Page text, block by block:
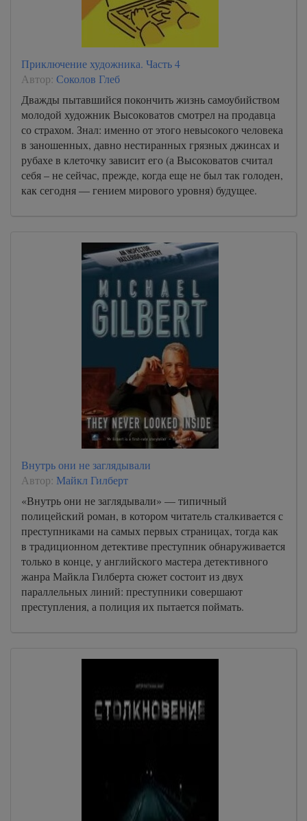
Приключение художника. Часть 4
Автор: Соколов Глеб
Дважды пытавшийся покончить жизнь самоубийством
молодой художник Высоковатов смотрел на продавца
со страхом. Знал: именно от этого невысокого человека
в заношенных, давно нестиранных грязных джинсах и
рубахе в клеточку зависит его (а Высоковатов считал
себя – не сейчас, прежде, когда еще не был так голоден,
как сегодня — гением мирового уровня) будущее.
Внутрь они не заглядывали
Автор: Майкл Гилберт
«Внутрь они не заглядывали» — типичный
полицейский роман, в котором читатель сталкивается с
преступниками на самых первых страницах, тогда как
в традиционном детективе преступник обнаруживается
только в конце, у английского мастера детективного
жанра Майкла Гилберта сюжет состоит из двух
параллельных линий: преступники совершают
преступления, а полиция их пытается поймать.